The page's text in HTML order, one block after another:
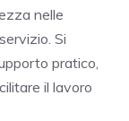
nelle
Si
pratico,
il lavoro